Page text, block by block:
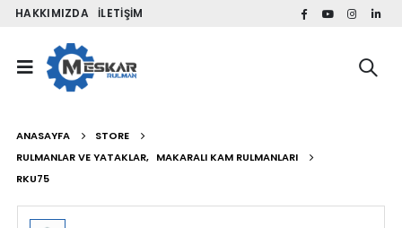
HAKKIMIZDA İLETIŞIM
ANASAYFA
STORE
RULMANLAR VE YATAKLAR, MAKARALI KAM RULMANLARI
RKU75